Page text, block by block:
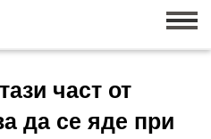
част от
да се яде при